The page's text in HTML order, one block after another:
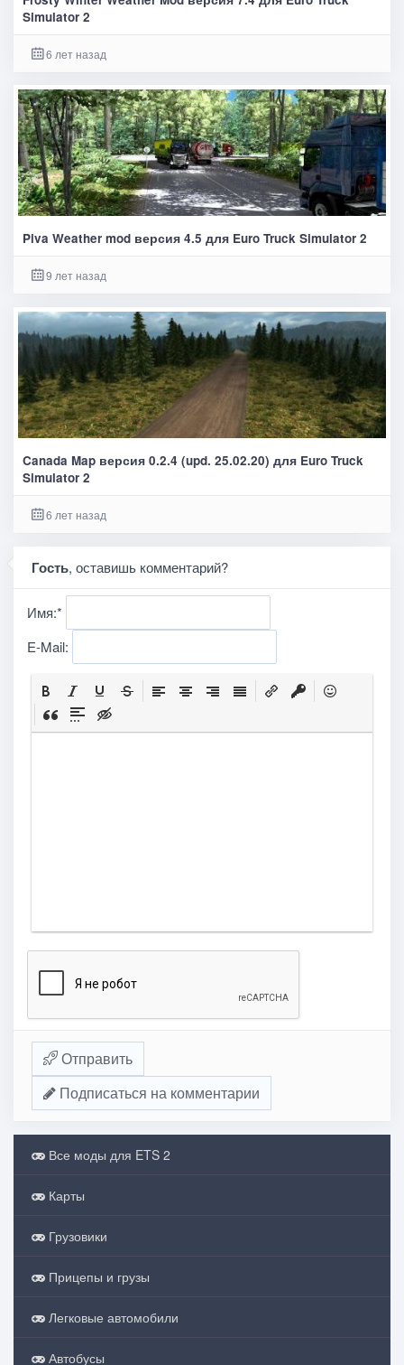
Simulator 2
6 лет назад
Piva Weather mod версия 4.5 для Euro Truck Simulator 2
9 лет назад
Canada Map версия 0.2.4 (upd. 25.02.20) для Euro Truck
Simulator 2
6 лет назад
Гость, оставишь комментарий?
Имя:*
E-Mail:
Отправить
Подписаться на комментарии
Все моды для ETS 2
Карты
Грузовики
Прицепы и грузы
Легковые автомобили
Автобусы